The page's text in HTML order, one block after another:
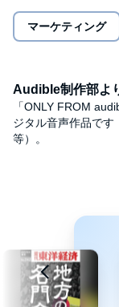
う、強気の経済効果
本誌は『週刊東洋
分を抜粋して電子化
©東洋経済新報社
マーケティング
Audible制作部よ
「ONLY FROM
ジタル音声作品です
等）。